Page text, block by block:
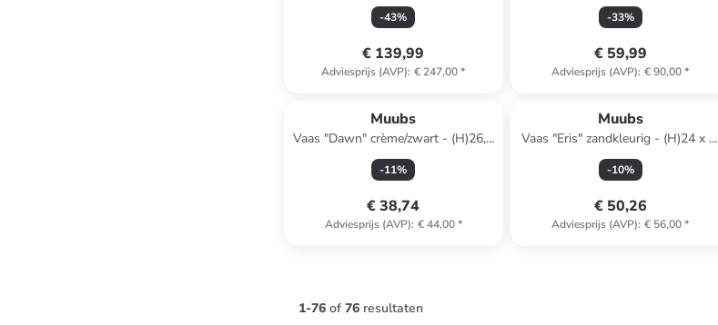
(H)40 x (D)18,5 cm
-43%
€ 139,99
Adviesprijs (AVP): € 247,00*
"Ripe" - 145 ml
-33%
€ 59,99
Adviesprijs (AVP): € 90,00*
Muubs
Vaas "Dawn" crème/zwart - (H)26,5
x Ø 19 cm
-11%
€ 38,74
Adviesprijs (AVP): € 44,00*
Muubs
Vaas "Eris" zandkleurig - (H)24 x Ø
10 cm
-10%
€ 50,26
Adviesprijs (AVP): € 56,00*
1-76 of 76 resultaten